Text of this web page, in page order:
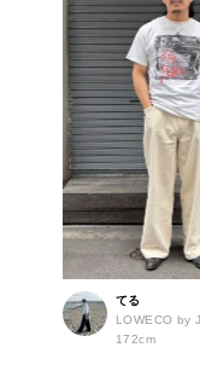
てる
LOWECO by
172cm